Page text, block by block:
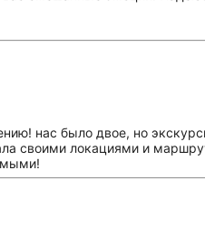
нас было двое, но
своими локациями и